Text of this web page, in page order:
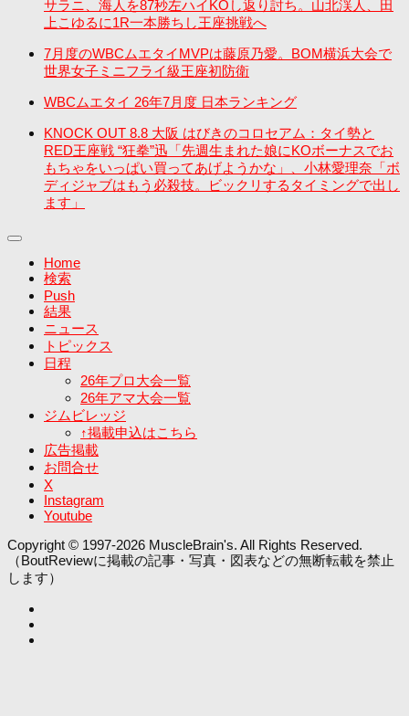
サラニ、海人を87秒左ハイKOし返り討ち。山北渓人、田
上こゆるに1R一本勝ちし王座挑戦へ
7月度のWBCムエタイMVPは藤原乃愛。BOM横浜大会で
世界女子ミニフライ級王座初防衛
WBCムエタイ 26年7月度 日本ランキング
KNOCK OUT 8.8 大阪 はびきのコロセアム：タイ勢と
RED王座戦 “狂拳”迅「先週生まれた娘にKOボーナスでお
もちゃをいっぱい買ってあげようかな」、小林愛理奈「ボ
ディジャブはもう必殺技。ビックリするタイミングで出し
ます」
Home
検索
Push
結果
ニュース
トピックス
日程
26年プロ大会一覧
26年アマ大会一覧
ジムビレッジ
↑掲載申込はこちら
広告掲載
お問合せ
X
Instagram
Youtube
Copyright © 1997-2026 MuscleBrain's. All Rights Reserved.
（BoutReviewに掲載の記事・写真・図表などの無断転載を禁止
します）